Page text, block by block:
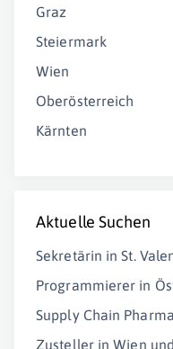
Graz
Steiermark
Wien
Oberösterreich
Kärnten
Aktuelle Suchen
Sekretärin in St.
Programmierer in
Supply Chain
Zusteller in Wien